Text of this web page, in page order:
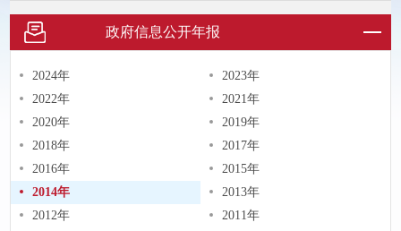
政府信息公开年报
2024年
2023年
2022年
2021年
2020年
2019年
2018年
2017年
2016年
2015年
2014年
2013年
2012年
2011年